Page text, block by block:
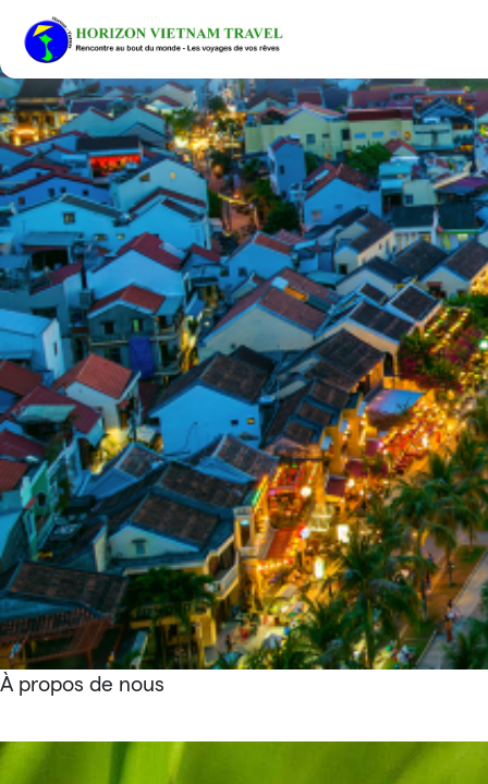
À propos de nous